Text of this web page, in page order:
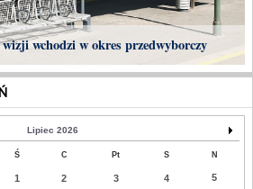
wizji wchodzi w okres przedwyborczy
Lipiec 2026
Ś C Pt S N
1 2 3 4 5